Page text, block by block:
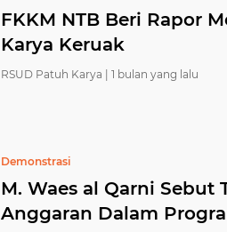
FKKM NTB Beri Rapor
Karya Keruak ‎
RSUD Patuh Karya | 1 bulan yang lalu
Demonstrasi
M. Waes al Qarni Sebut
Anggaran Dalam